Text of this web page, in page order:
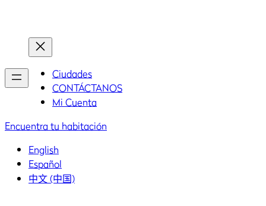
Ciudades
CONTÁCTANOS
Mi Cuenta
Encuentra tu habitación
English
Español
中文 (中国)